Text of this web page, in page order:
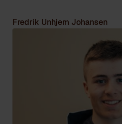
Fredrik Unhjem Johansen